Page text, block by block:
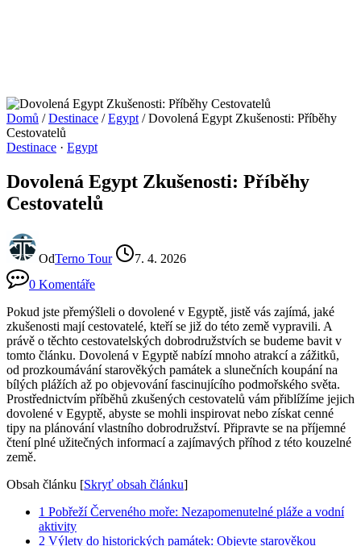
Domů / Destinace / Egypt / Dovolená Egypt Zkušenosti: Příběhy
Cestovatelů
Destinace · Egypt
Dovolená Egypt Zkušenosti: Příběhy
Cestovatelů
OdTerno Tour
7. 4. 2026
0 Komentáře
Pokud jste přemýšleli o dovolené v Egyptě, jistě vás zajímá, jaké
zkušenosti mají cestovatelé, kteří se již do této země vypravili. A
právě o těchto cestovatelských dobrodružstvích se budeme bavit v
tomto článku. Dovolená v Egyptě nabízí mnoho atrakcí a zážitků,
od prozkoumávání starověkých památek a slunečních koupání na
bílých plážích až po objevování fascinujícího podmořského světa.
Prostřednictvím příběhů zkušených cestovatelů vám přiblížíme jejich
dovolené v Egyptě, abyste se mohli inspirovat nebo získat cenné
tipy na plánování vlastního dobrodružství. Připravte se na příjemné
čtení plné užitečných informací a zajímavých příhod z této kouzelné
země.
Obsah článku [Skryť obsah článku]
1 Pobřeží Červeného moře: Nezapomenutelné pláže a vodní
aktivity
2 Výlety do historických památek: Objevte starověkou